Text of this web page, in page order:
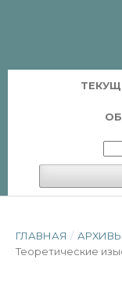
ГЛАВНАЯ / АРХИВЫ
Теоретические